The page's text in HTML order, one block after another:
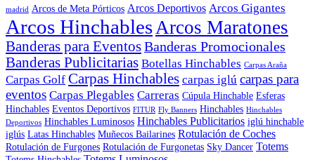
madrid
Arcos de Meta Pórticos Arcos Deportivos Arcos Gigantes
Arcos Hinchables Arcos Maratones
Banderas para EventosBanderas Promocionales
Banderas Publicitarias Botellas Hinchables Carpas Araña
Carpas Golf Carpas Hinchables carpas iglú carpas para
eventos Carpas Plegables Carreras Cúpula Hinchable Esferas
Hinchables Eventos Deportivos FITUR Fly Banners Hinchables Hinchables
Deportivos Hinchables Luminosos Hinchables Publicitarios iglú hinchable
iglús Latas Hinchables Muñecos Bailarines Rotulación de Coches
Rotulación de Furgones Rotulación de Furgonetas Sky Dancer Totems